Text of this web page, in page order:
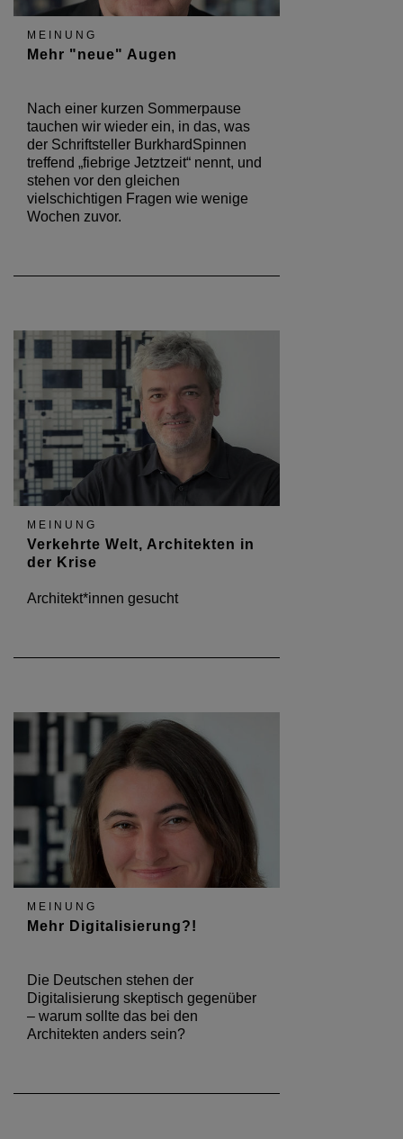
MEINUNG
Mehr "neue" Augen
Nach einer kurzen Sommerpause
tauchen wir wieder ein, in das, was
der Schriftsteller BurkhardSpinnen
treffend „fiebrige Jetztzeit“ nennt, und
stehen vor den gleichen
vielschichtigen Fragen wie wenige
Wochen zuvor.
MEINUNG
Verkehrte Welt, Architekten in
der Krise
Architekt*innen gesucht
MEINUNG
Mehr Digitalisierung?!
Die Deutschen stehen der
Digitalisierung skeptisch gegenüber
– warum sollte das bei den
Architekten anders sein?